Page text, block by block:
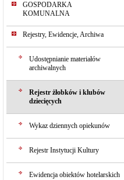
GOSPODARKA
KOMUNALNA
Rejestry, Ewidencje, Archiwa
Udostępnianie materiałów
archiwalnych
Rejestr żłobków i klubów
dziecięcych
Wykaz dziennych opiekunów
Rejestr Instytucji Kultury
Ewidencja obiektów hotelarskich